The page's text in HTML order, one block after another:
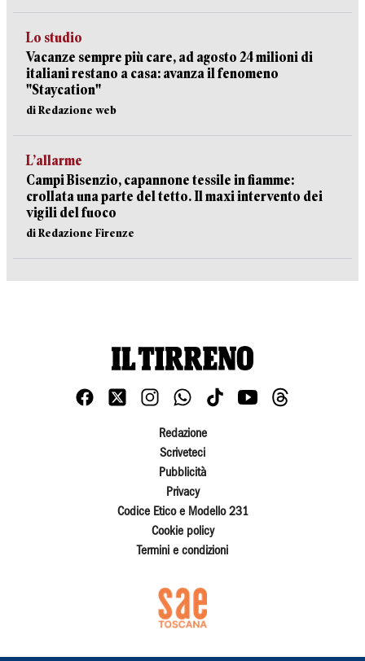
Lo studio
Vacanze sempre più care, ad agosto 24 milioni di
italiani restano a casa: avanza il fenomeno
"Staycation"
di Redazione web
L’allarme
Campi Bisenzio, capannone tessile in fiamme:
crollata una parte del tetto. Il maxi intervento dei
vigili del fuoco
di Redazione Firenze
Redazione
Scriveteci
Pubblicità
Privacy
Codice Etico e Modello 231
Cookie policy
Termini e condizioni